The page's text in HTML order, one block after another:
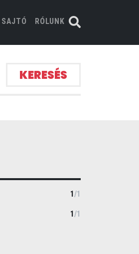
SAJTÓ RÓLUNK
KERESÉS
1/1
1/1